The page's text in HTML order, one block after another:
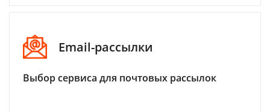
Email-рассылки
Выбор сервиса для почтовых рассылок